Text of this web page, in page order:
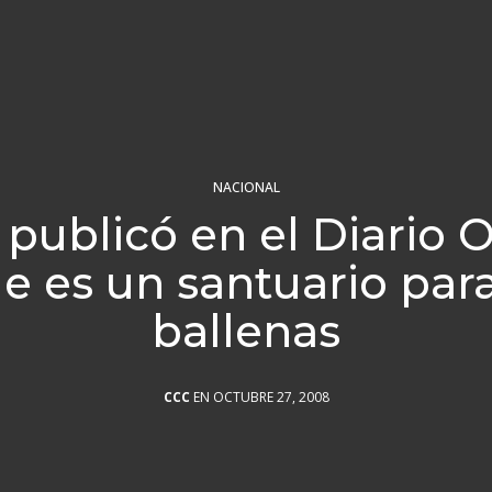
NACIONAL
publicó en el Diario
es un santuario
ballenas
CCC EN OCTUBRE 27, 2008